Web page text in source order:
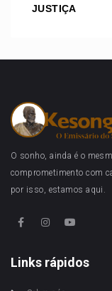
JUSTIÇA
O sonho, ainda é o
comprometimento com
por isso, estamos aqui.
Links rápidos